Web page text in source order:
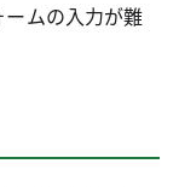
ムの入力が難